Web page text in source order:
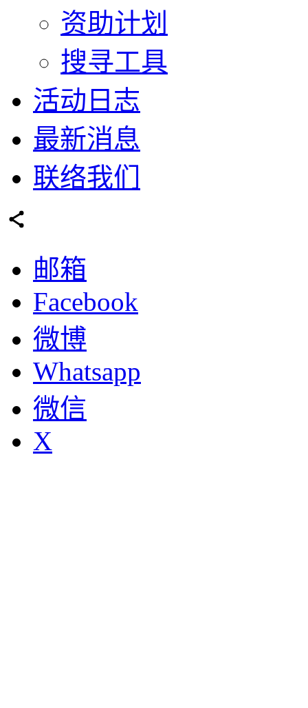
资助计划
搜寻工具
活动日志
最新消息
联络我们
邮箱
Facebook
微博
Whatsapp
微信
X